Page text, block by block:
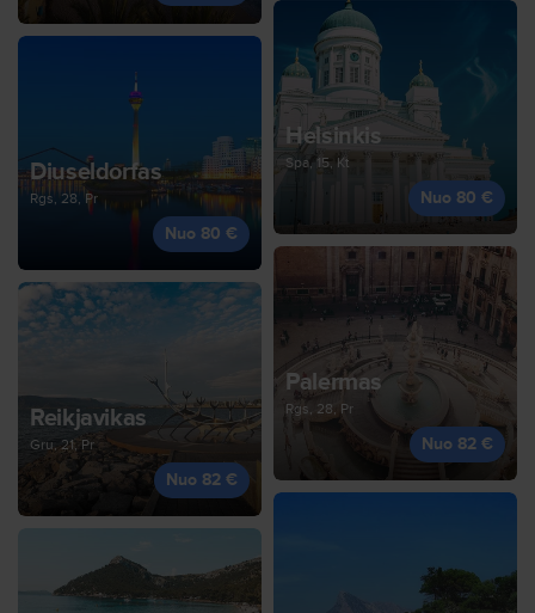
Diuseldorfas
Rgs, 28, Pr
Nuo 80 €
Helsinkis
Spa, 15, Kt
Nuo 80 €
Reikjavikas
Gru, 21, Pr
Nuo 82 €
Palermas
Rgs, 28, Pr
Nuo 82 €